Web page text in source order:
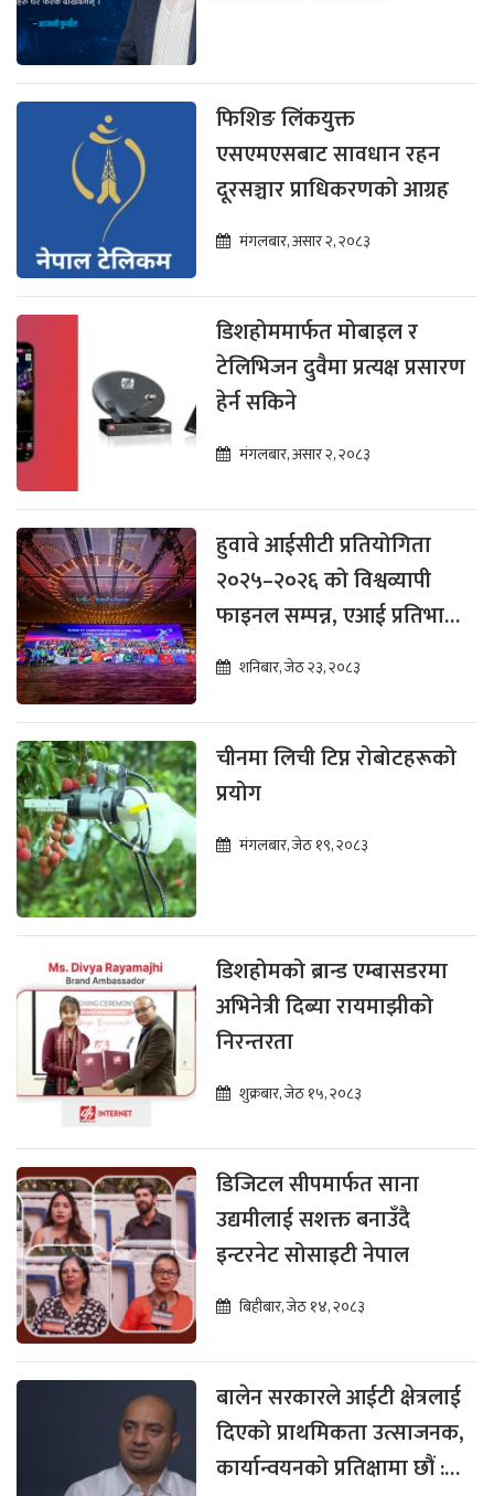
फिशिङ लिंकयुक्त
एसएमएसबाट सावधान रहन
दूरसञ्चार प्राधिकरणको आग्रह
मंगलबार, असार २, २०८३
डिशहोममार्फत मोबाइल र
टेलिभिजन दुवैमा प्रत्यक्ष प्रसारण
हेर्न सकिने
मंगलबार, असार २, २०८३
हुवावे आईसीटी प्रतियोगिता
२०२५–२०२६ को विश्वव्यापी
फाइनल सम्पन्न, एआई प्रतिभा
विकासमा जोड
शनिबार, जेठ २३, २०८३
चीनमा लिची टिप्न रोबोटहरूको
प्रयोग
मंगलबार, जेठ १९, २०८३
डिशहोमको ब्रान्ड एम्बासडरमा
अभिनेत्री दिब्या रायमाझीको
निरन्तरता
शुक्रबार, जेठ १५, २०८३
डिजिटल सीपमार्फत साना
उद्यमीलाई सशक्त बनाउँदै
इन्टरनेट सोसाइटी नेपाल
बिहीबार, जेठ १४, २०८३
बालेन सरकारले आईटी क्षेत्रलाई
दिएको प्राथमिकता उत्साजनक,
कार्यान्वयनको प्रतिक्षामा छौं :